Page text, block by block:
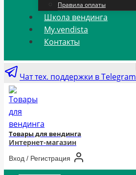
Правила оплаты
Школа вендинга
My.vendista
Контакты
Чат тех. поддержки в Telegram
Товары для вендинга
Интернет-магазин
Вход / Регистрация